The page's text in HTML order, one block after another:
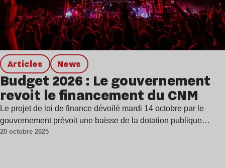
Articles news
Budget 2026 : Le gouvernement
revoit le financement du CNM
Le projet de loi de finance dévoilé mardi 14 octobre par le
gouvernement prévoit une baisse de la dotation publique…
20 octobre 2025